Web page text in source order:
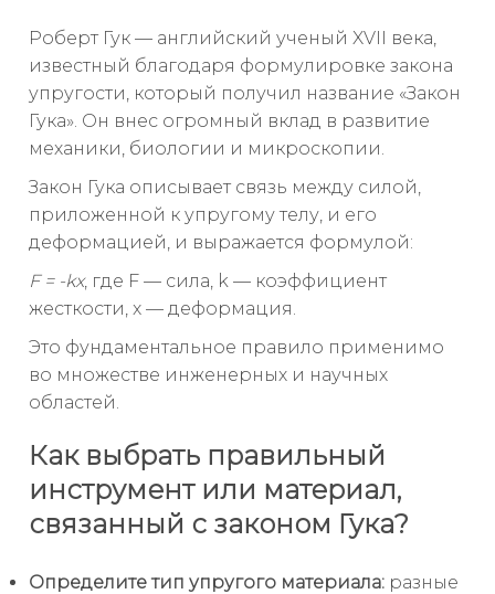
Роберт Гук — английский ученый XVII века,
известный благодаря формулировке закона
упругости, который получил название «Закон
Гука». Он внес огромный вклад в развитие
механики, биологии и микроскопии.
Закон Гука описывает связь между силой,
приложенной к упругому телу, и его
деформацией, и выражается формулой:
F = -kx, где F — сила, k — коэффициент
жесткости, x — деформация.
Это фундаментальное правило применимо
во множестве инженерных и научных
областей.
Как выбрать правильный
инструмент или материал,
связанный с законом Гука?
Определите тип упругого материала: разные